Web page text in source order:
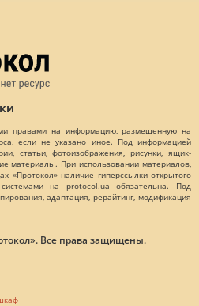
правами на информацию, размещенную на
если не указано иное. Под информацией
статьи, фотоизображения, рисунки, ящик-
материалы. При использовании материалов,
«Протокол» наличие гиперссылки открытого
на protocol.ua обязательна. Под
адаптация, рерайтинг, модификация
Все права защищены.